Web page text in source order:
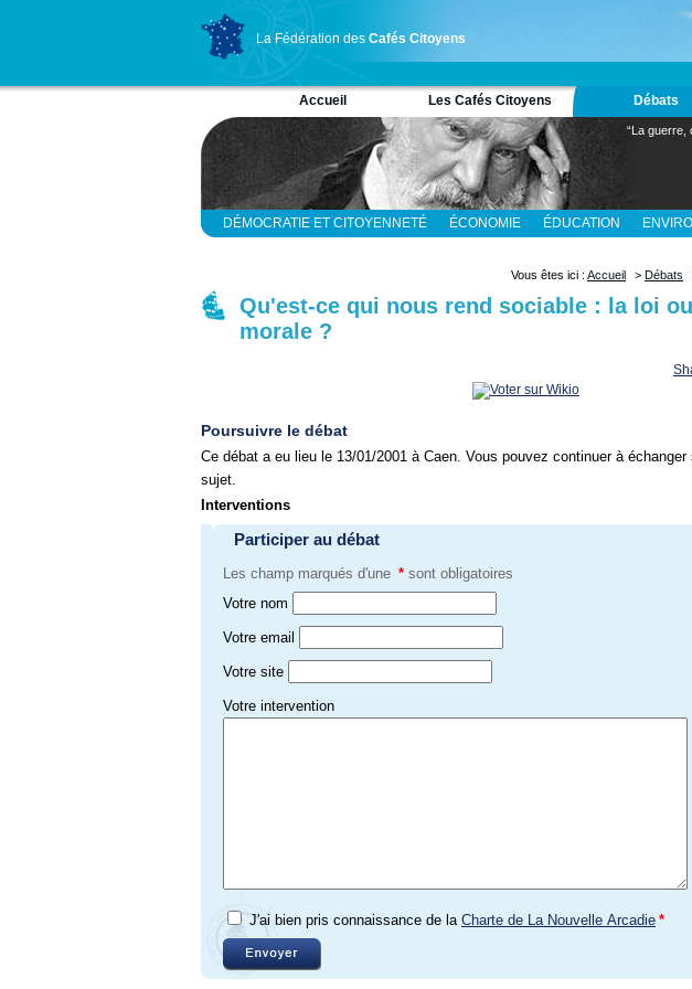
La Fédération des Cafés Citoyens
Accueil Les Cafés Citoyens Débats
“La guerre,
DÉMOCRATIE ET CITOYENNETÉ ÉCONOMIE ÉDUCATION
Vous êtes ici : Accueil > Débats
Qu'est-ce qui nous rend sociable : la loi
morale ?
Poursuivre le débat
Ce débat a eu lieu le 13/01/2001 à Caen. Vous pouvez continuer à échanger
sujet.
Interventions
Participer au débat
Les champ marqués d'une * sont obligatoires
Votre nom
Votre email
Votre site
Votre intervention
J'ai bien pris connaissance de la Charte de La Nouvelle Arcadie *